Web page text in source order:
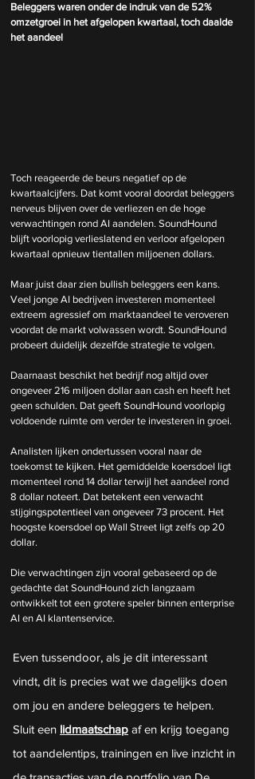
Beleggers waren onder de indruk van de 52%
omzetgroei in het afgelopen kwartaal, toch daalde
het aandeel
Toch reageerde de beurs negatief op de
kwartaalcijfers. Dat komt vooral doordat beleggers
nerveus blijven over de verliezen en de hoge
verwachtingen rond AI aandelen. SoundHound
blijft voorlopig verlieslatend en verloor afgelopen
kwartaal opnieuw tientallen miljoenen dollars.
Maar juist daar zien bullish beleggers een kans.
Veel jonge AI bedrijven investeren momenteel
extreem agressief om marktaandeel te veroveren
voordat de markt volwassen wordt. SoundHound
probeert duidelijk dezelfde strategie te volgen.
Daarnaast beschikt het bedrijf nog altijd over
ongeveer 216 miljoen dollar aan cash en heeft het
geen schulden. Dat geeft SoundHound voorlopig
voldoende ruimte om verder te investeren in groei.
Analisten lijken ondertussen vooral naar de
toekomst te kijken. Het gemiddelde koersdoel ligt
momenteel rond 14 dollar terwijl het aandeel rond
8 dollar noteert. Dat betekent een verwacht
stijgingspotentieel van ongeveer 73 procent. Het
hoogste koersdoel op Wall Street ligt zelfs op 20
dollar.
Die verwachtingen zijn vooral gebaseerd op de
gedachte dat SoundHound zich langzaam
ontwikkelt tot een grotere speler binnen enterprise
AI en AI klantenservice.
Even tussendoor, als je dit interessant
vindt, dit is precies wat we dagelijks doen
om jou en andere beleggers te helpen.
Sluit een lidmaatschap af en krijg toegang
tot aandelentips, trainingen en live inzicht in